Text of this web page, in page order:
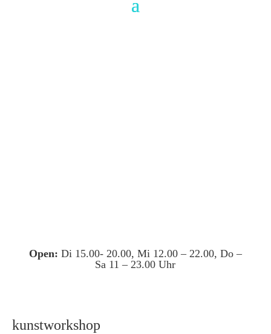
Open: Di 15.00- 20.00, Mi 12.00 – 22.00, Do –
Sa 11 – 23.00 Uhr
kunstworkshop